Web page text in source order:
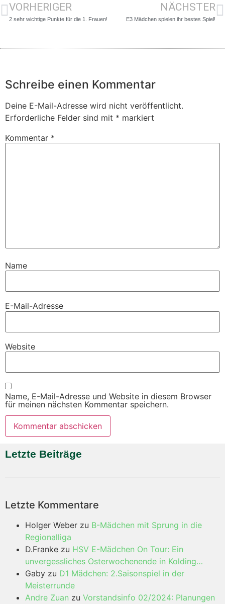
VORHERIGER
2 sehr wichtige Punkte für die 1. Frauen!
NÄCHSTER
E3 Mädchen spielen ihr bestes Spiel!
Schreibe einen Kommentar
Deine E-Mail-Adresse wird nicht veröffentlicht.
Erforderliche Felder sind mit * markiert
Kommentar *
Name
E-Mail-Adresse
Website
Name, E-Mail-Adresse und Website in diesem Browser
für meinen nächsten Kommentar speichern.
Letzte Beiträge
Letzte Kommentare
Holger Weber zu B-Mädchen mit Sprung in die
Regionalliga
D.Franke zu HSV E-Mädchen On Tour: Ein
unvergessliches Osterwochenende in Kolding…
Gaby zu D1 Mädchen: 2.Saisonspiel in der
Meisterrunde
Andre Zuan zu Vorstandsinfo 02/2024: Planungen